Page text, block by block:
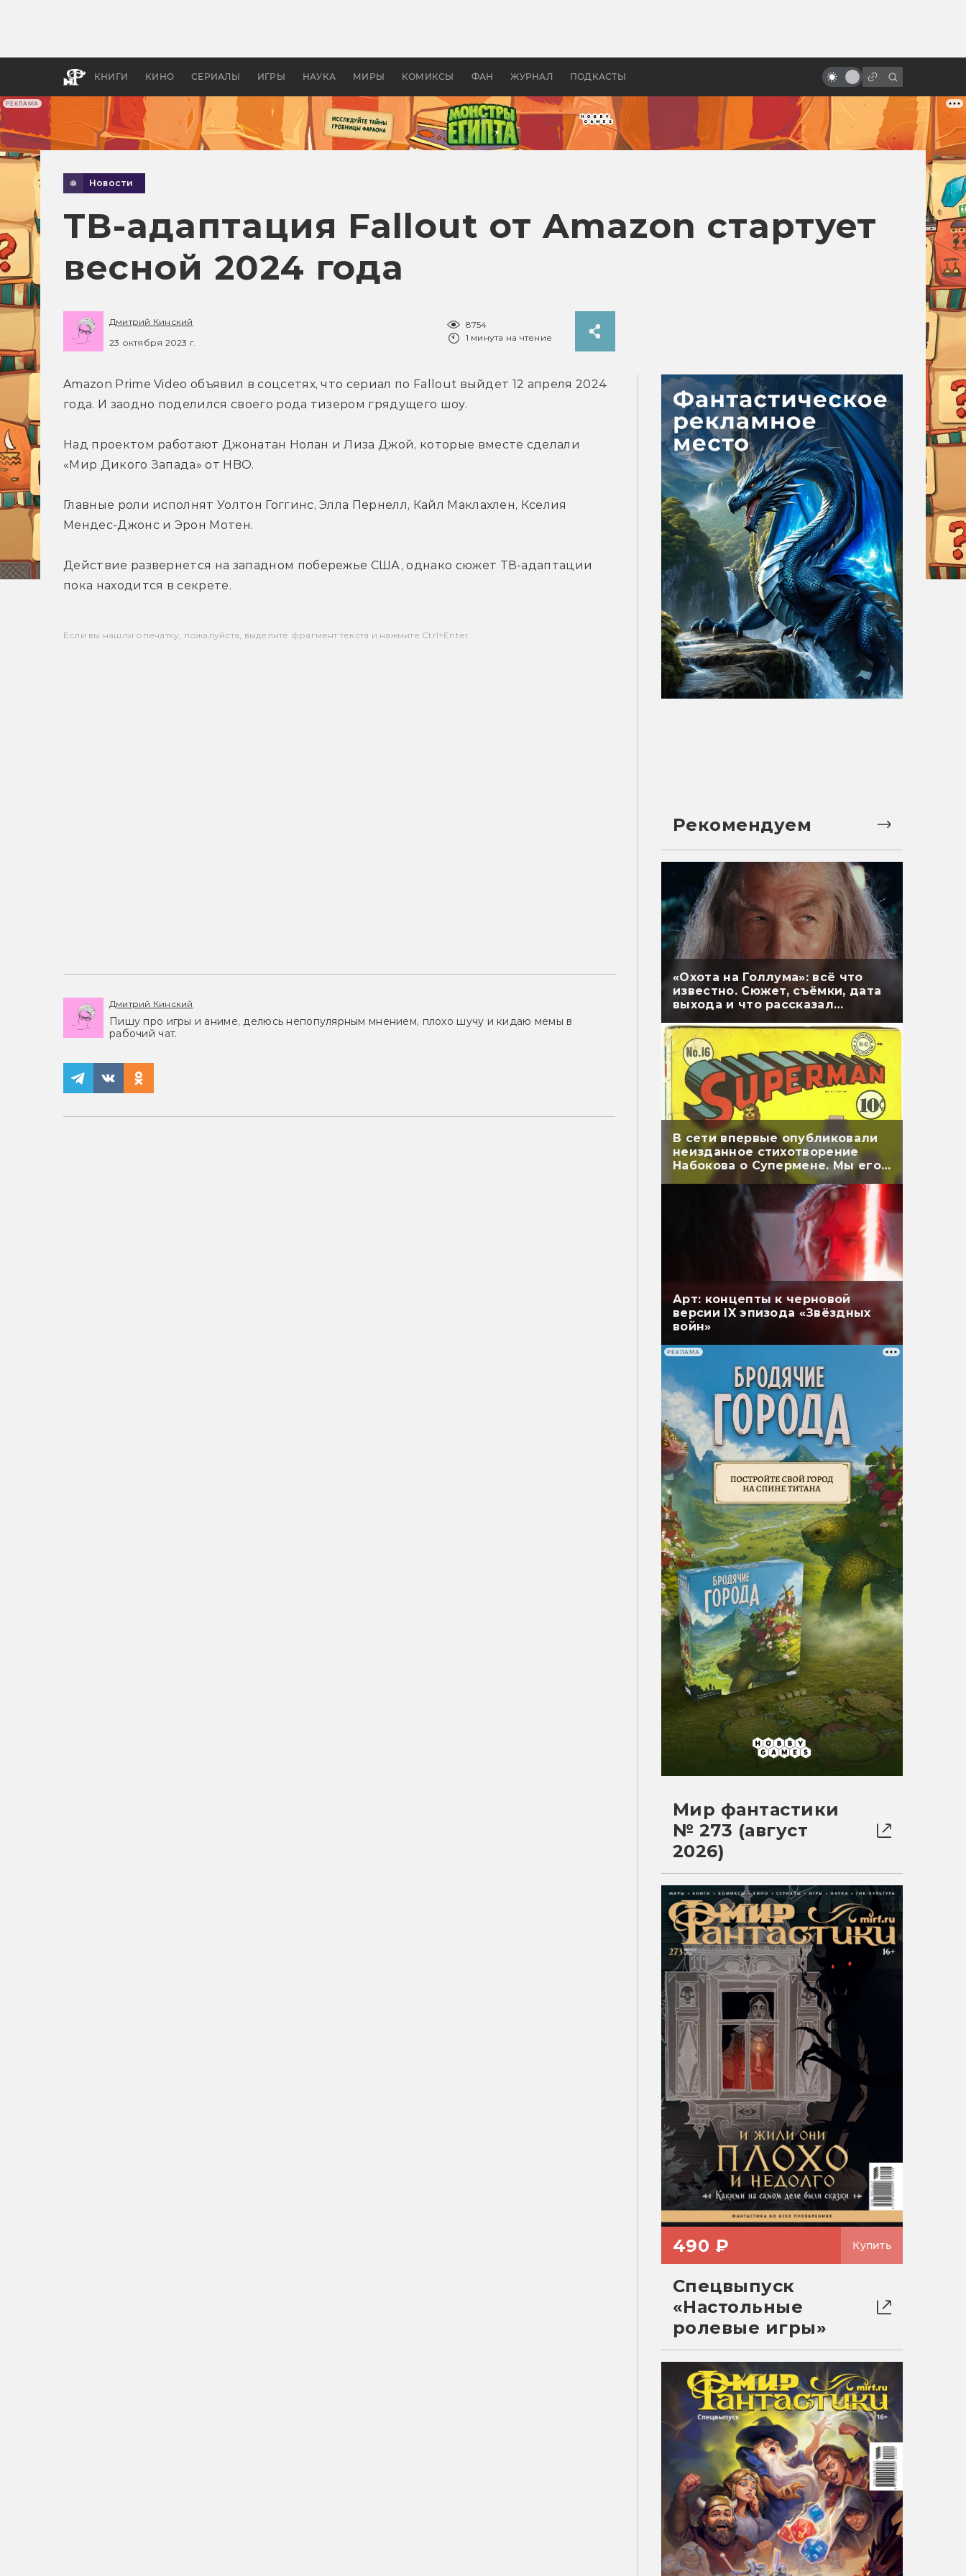
РЕКЛАМА
КНИГИ КИНО СЕРИАЛЫ ИГРЫ НАУКА МИРЫ КОМИКСЫ ФАН ЖУРНАЛ ПОДКАСТЫ
апокалипсис, в России —
бы «Властелина колец»
реальные
Новости
ТВ-адаптация Fallout от Amazon стартует
весной 2024 года
Дмитрий Кинский
23 октября 2023 г.
8754
1 минута на чтение
Amazon Prime Video объявил в соцсетях, что сериал по Fallout выйдет 12 апреля 2024
года. И заодно поделился своего рода тизером грядущего шоу.
Над проектом работают Джонатан Нолан и Лиза Джой, которые вместе сделали
«Мир Дикого Запада» от HBO.
Главные роли исполнят Уолтон Гоггинс, Элла Пернелл, Кайл Маклахлен, Кселия
Мендес-Джонс и Эрон Мотен.
Действие развернется на западном побережье США, однако сюжет ТВ-адаптации
пока находится в секрете.
Если вы нашли опечатку, пожалуйста, выделите фрагмент текста и нажмите Ctrl+Enter.
Дмитрий Кинский
Пишу про игры и аниме, делюсь непопулярным мнением, плохо шучу и кидаю мемы в
рабочий чат.
Рекомендуем
«Охота на Голлума»: всё что
известно. Сюжет, съёмки, дата
выхода и что рассказал
В сети впервые опубликовали
неизданное стихотворение
Набокова о Супермене. Мы его
перевели
Арт: концепты к черновой
версии IX эпизода «Звёздных
войн»
РЕКЛАМА
Мир фантастики
№ 273 (август
2026)
490 ₽ Купить
Спецвыпуск
«Настольные
ролевые игры»